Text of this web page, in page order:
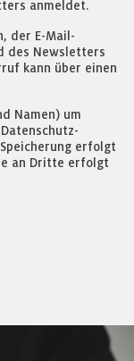
anmeldet.
der E-Mail-
des Newsletters
kann über einen
Namen) um
erfolgt
an Dritte erfolgt